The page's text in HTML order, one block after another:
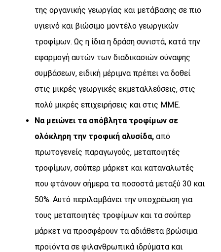
της οργανικής γεωργίας και μετάβασης σε πιο
υγιεινό και βιώσιμο μοντέλο γεωργικών
τροφίμων. Ως η ίδια η δράση συνιστά, κατά την
εφαρμογή αυτών των διαδικασιών σύναψης
συμβάσεων, ειδική μέριμνα πρέπει να δοθεί
στις μικρές γεωργικές εκμεταλλεύσεις, στις
πολύ μικρές επιχειρήσεις και στις ΜΜΕ.
Να μειώνει τα απόβλητα τροφίμων σε
ολόκληρη την τροφική αλυσίδα, από
πρωτογενείς παραγωγούς, μεταποιητές
τροφίμων, σούπερ μάρκετ και καταναλωτές
που φτάνουν σήμερα τα ποσοστά μεταξύ 30 και
50%. Αυτό περιλαμβάνει την υποχρέωση για
τους μεταποιητές τροφίμων και τα σούπερ
μάρκετ να προσφέρουν τα αδιάθετα βρώσιμα
προϊόντα σε φιλανθρωπικά ιδρύματα και